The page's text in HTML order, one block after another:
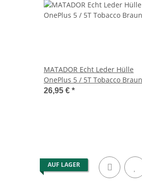
MATADOR Echt Leder Hülle
OnePlus 5 / 5T Tobacco Braun
26,95 € *
AUF LAGER